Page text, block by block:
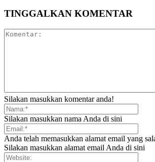
TINGGALKAN KOMENTAR
Silakan masukkan komentar anda!
Silakan masukkan nama Anda di sini
Anda telah memasukkan alamat email yang
Silakan masukkan alamat email Anda di sini